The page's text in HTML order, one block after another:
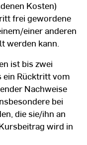
Kosten)
frei gewordene
einer anderen
werden kann.
ist bis zwei
ein Rücktritt vom
Nachweise
bei
die sie/ihn an
wird in